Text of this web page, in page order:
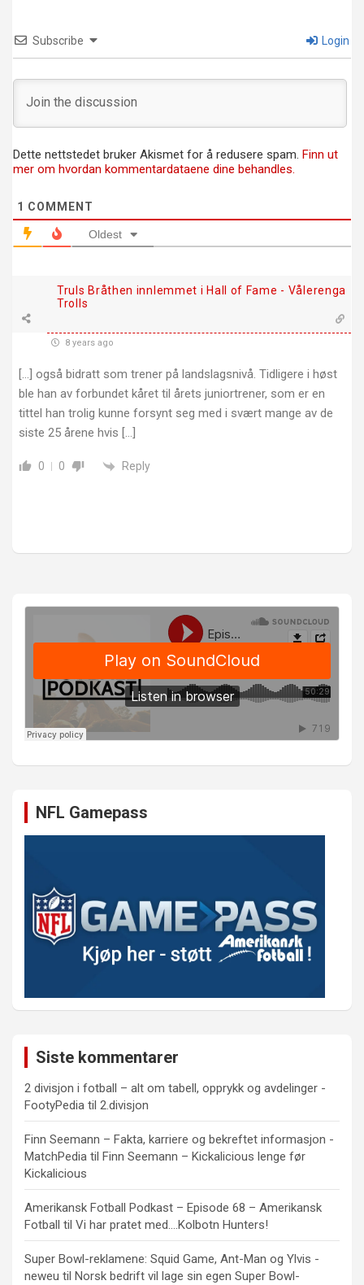
Subscribe Login
Dette nettstedet bruker Akismet for å redusere spam. Finn ut
mer om hvordan kommentardataene dine behandles.
1 COMMENT
Oldest
Truls Bråthen innlemmet i Hall of Fame - Vålerenga
Trolls
8 years ago
[…] også bidratt som trener på landslagsnivå. Tidligere i høst
ble han av forbundet kåret til årets juniortrener, som er en
tittel han trolig kunne forsynt seg med i svært mange av de
siste 25 årene hvis […]
0 0 Reply
NFL Gamepass
Siste kommentarer
2 divisjon i fotball – alt om tabell, opprykk og avdelinger -
FootyPedia til 2.divisjon
Finn Seemann – Fakta, karriere og bekreftet informasjon -
MatchPedia til Finn Seemann – Kickalicious lenge før
Kickalicious
Amerikansk Fotball Podkast – Episode 68 – Amerikansk
Fotball til Vi har pratet med….Kolbotn Hunters!
Super Bowl-reklamene: Squid Game, Ant-Man og Ylvis -
neweu til Norsk bedrift vil lage sin egen Super Bowl-